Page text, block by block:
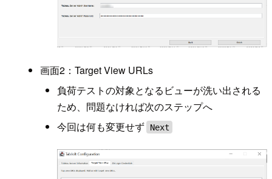
画面2：Target View URLs
負荷テストの対象となるビューが洗い出される
ため、問題なければ次のステップへ
今回は何も変更せず
Next